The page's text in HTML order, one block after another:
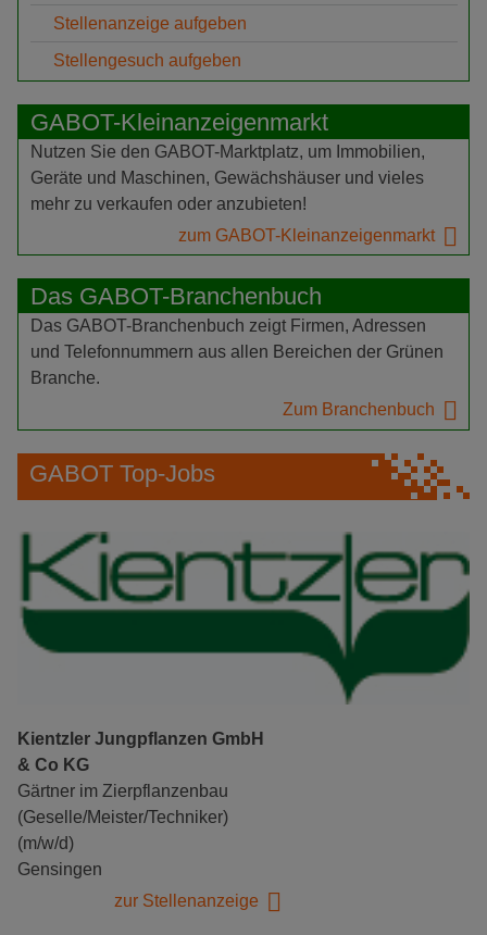
Stellenanzeige aufgeben
Stellengesuch aufgeben
GABOT-Kleinanzeigenmarkt
Nutzen Sie den GABOT-Marktplatz, um Immobilien,
Geräte und Maschinen, Gewächshäuser und vieles
mehr zu verkaufen oder anzubieten!
zum GABOT-Kleinanzeigenmarkt
Das GABOT-Branchenbuch
Das GABOT-Branchenbuch zeigt Firmen, Adressen
und Telefonnummern aus allen Bereichen der Grünen
Branche.
Zum Branchenbuch
GABOT Top-Jobs
Kientzler Jungpflanzen GmbH
& Co KG
Gärtner im Zierpflanzenbau
(Geselle/Meister/Techniker)
(m/w/d)
Gensingen
zur Stellenanzeige